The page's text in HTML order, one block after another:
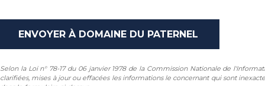
Selon la Loi n° 78-17 du 06 janvier 1978 de la Commission Nationale de
clarifiées, mises à jour ou effacées les informations le concernant qui sont